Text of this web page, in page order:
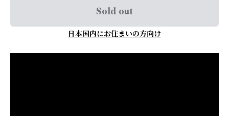
Sold out
日本国内にお住まいの方向け